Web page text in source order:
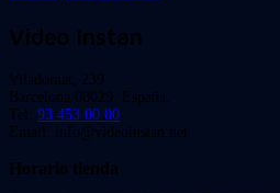
Video Instan
Viladomat, 239
Barcelona 08029. España.
Tel: 93 453 00 00
Email: info@videoinstan.net
Horario tienda